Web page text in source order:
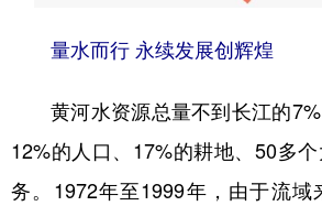
量水而行 永续发展创辉煌
黄河水资源总量不到长江的
12%的人口、17%的耕地、50多
务。1972年至1999年，由于流域